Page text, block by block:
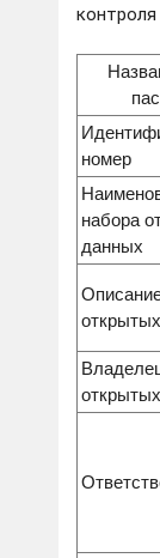
номер
набора
данных